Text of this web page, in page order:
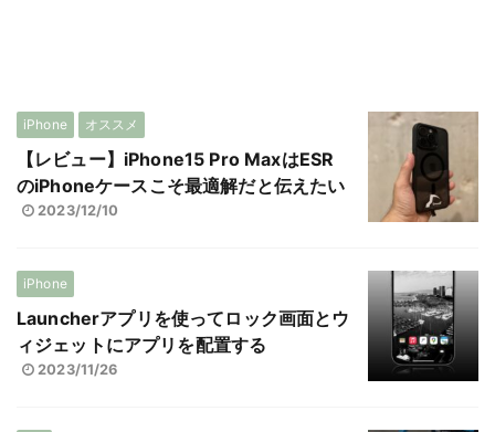
iPhone オススメ
【レビュー】iPhone15 Pro MaxはESR
のiPhoneケースこそ最適解だと伝えたい
2023/12/10
iPhone
Launcherアプリを使ってロック画面とウ
ィジェットにアプリを配置する
2023/11/26